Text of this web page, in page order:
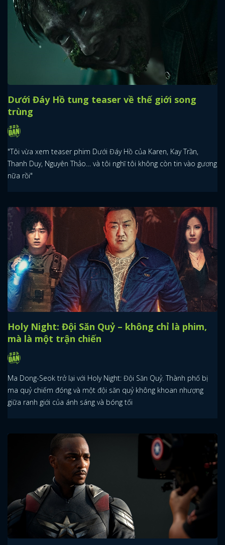
Dưới Đáy Hồ tung teaser về thế giới song
trùng
"Tôi vừa xem teaser phim Dưới Đáy Hồ của Karen, Kay Trần,
Thanh Duy, Nguyên Thảo… và tôi nghĩ tôi không còn tin vào gương
nữa rồi"
Holy Night: Đội Săn Quỷ – không chỉ là phim,
mà là một trận chiến
Ma Dong-Seok trở lại với Holy Night: Đội Săn Quỷ. Thành phố bị
ma quỷ chiếm đóng và một đội săn quỷ không khoan nhượng
giữa ranh giới của ánh sáng và bóng tối